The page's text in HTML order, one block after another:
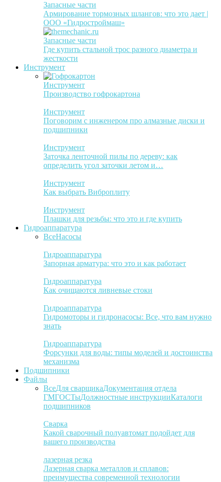
Запасные части
Армирование тормозных шлангов: что это дает |
ООО «Гидростроймаш»
Запасные части
Где купить стальной трос разного диаметра и
жесткости
Инструмент
Инструмент
Производство гофрокартона
Инструмент
Поговорим с инженером про алмазные диски и
подшипники
Инструмент
Заточка ленточной пилы по дереву: как
определить угол заточки летом и…
Инструмент
Как выбрать Виброплиту
Инструмент
Плашки для резьбы: что это и где купить
Гидроаппаратура
ВсеНасосы
Гидроаппаратура
Запорная арматура: что это и как работает
Гидроаппаратура
Как очищаются ливневые стоки
Гидроаппаратура
Гидромоторы и гидронасосы: Все, что вам нужно
знать
Гидроаппаратура
Форсунки для воды: типы моделей и достоинства
механизма
Подшипники
Файлы
ВсеДля сварщикаДокументация отдела
ГМГОСТыДолжностные инструкцииКаталоги
подшипников
Сварка
Какой сварочный полуавтомат подойдет для
вашего производства
лазерная резка
Лазерная сварка металлов и сплавов:
преимущества современной технологии